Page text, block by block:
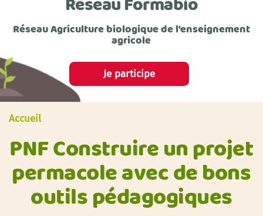
Réseau Formabio
Réseau Agriculture biologique de l'enseignement
agricole
Je participe
Accueil
PNF Construire un projet
permacole avec de bons
outils pédagogiques